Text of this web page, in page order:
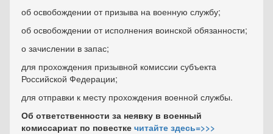
об освобождении от призыва на военную службу;
об освобождении от исполнения воинской обязанности;
о зачислении в запас;
для прохождения призывной комиссии субъекта
Российской Федерации;
для отправки к месту прохождения военной службы.
Об ответственности за неявку в военный
комиссариат по повестке читайте здесь=>>>